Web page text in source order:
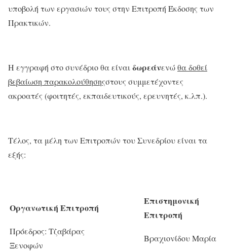
υποβολή των εργασιών τους στην Επιτροπή Έκδοσης των
Πρακτικών.
Η εγγραφή στο συνέδριο θα είναιδωρεάνενώθα δοθεί
βεβαίωση παρακολούθησηςστους συμμετέχοντες
ακροατές (φοιτητές, εκπαιδευτικούς, ερευνητές, κ.λπ.).
Τέλος, τα μέλη των Επιτροπών του Συνεδρίου είναι τα
εξής:
Οργανωτική Επιτροπή
Επιστημονική
Επιτροπή
Πρόεδρος: Τζαβάρας
Ξενοφών
Βραχιονίδου Μαρία